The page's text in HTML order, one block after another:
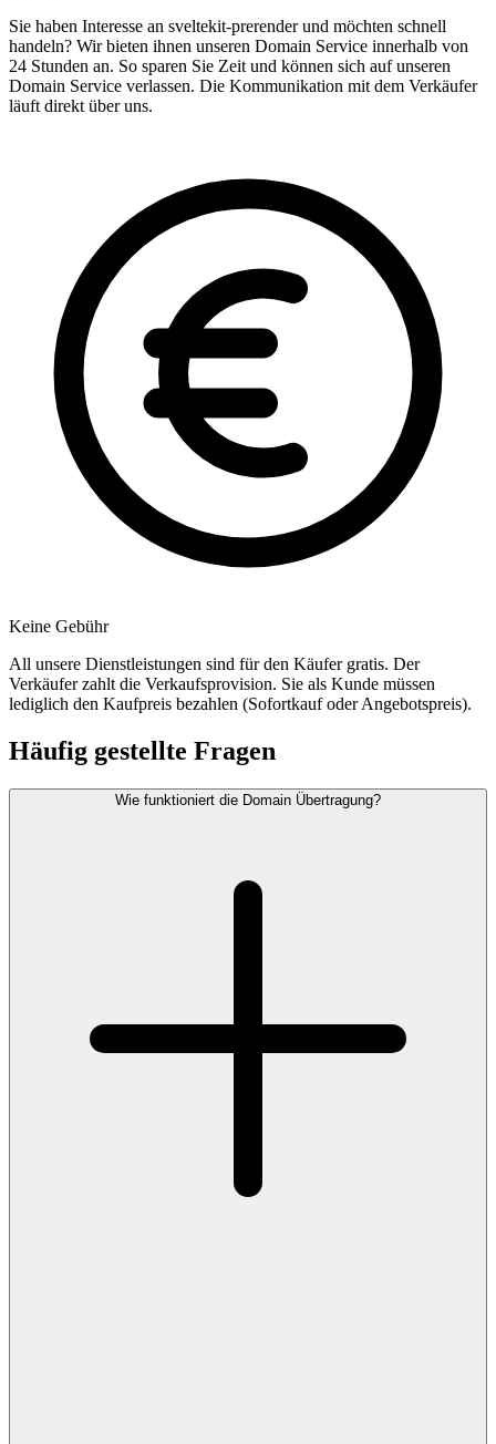
Sie haben Interesse an sveltekit-prerender und möchten schnell
handeln? Wir bieten ihnen unseren Domain Service innerhalb von
24 Stunden an. So sparen Sie Zeit und können sich auf unseren
Domain Service verlassen. Die Kommunikation mit dem Verkäufer
läuft direkt über uns.
Keine Gebühr
All unsere Dienstleistungen sind für den Käufer gratis. Der
Verkäufer zahlt die Verkaufsprovision. Sie als Kunde müssen
lediglich den Kaufpreis bezahlen (Sofortkauf oder Angebotspreis).
Häufig gestellte Fragen
Wie funktioniert die Domain Übertragung?